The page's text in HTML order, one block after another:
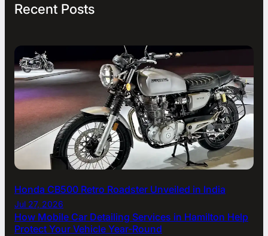
Recent Posts
Honda CB500 Retro Roadster Unveiled in India
Jul 27, 2026
How Mobile Car Detailing Services in Hamilton Help
Protect Your Vehicle Year-Round